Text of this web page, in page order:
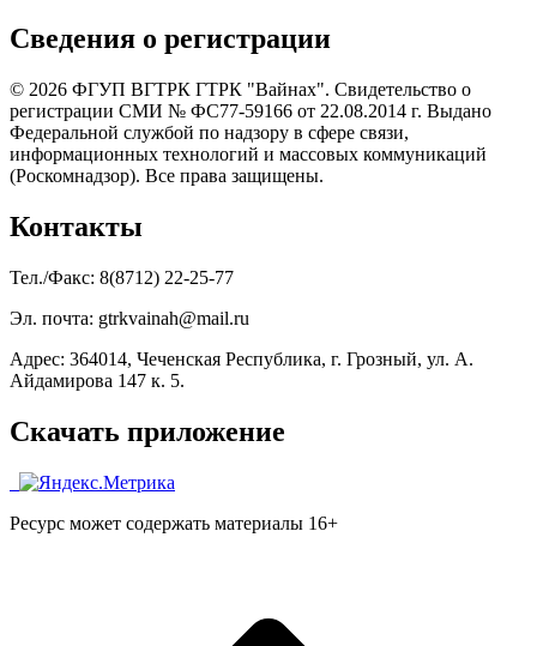
Сведения о регистрации
© 2026 ФГУП ВГТРК ГТРК "Вайнах". Свидетельство о
регистрации СМИ № ФС77-59166 от 22.08.2014 г. Выдано
Федеральной службой по надзору в сфере связи,
информационных технологий и массовых коммуникаций
(Роскомнадзор). Все права защищены.
Контакты
Тел./Факс: 8(8712) 22-25-77
Эл. почта: gtrkvainah@mail.ru
Адрес: 364014, Чеченская Республика, г. Грозный, ул. А.
Айдамирова 147 к. 5.
Скачать приложение
Ресурс может содержать материалы 16+